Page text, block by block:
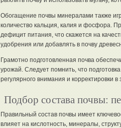
Обогащение почвы минералами также
количество кальция, калия и фосфора.
дефицит питания, что скажется на
удобрения или добавлять в почву
Грамотно подготовленная почва
урожай. Следует помнить, что
регулярного внимания и корректировки
Подбор состава почвы:
Правильный состав почвы имеет
влияет на кислотность, минералы,